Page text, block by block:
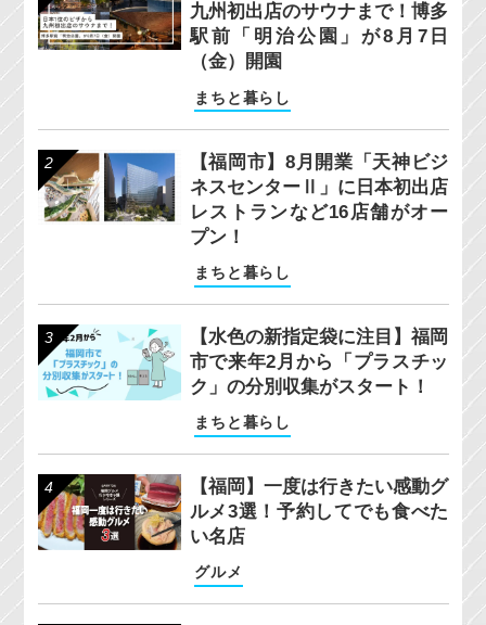
九州初出店のサウナまで！博多
駅前「明治公園」が8月7日
（金）開園
まちと暮らし
【福岡市】8月開業「天神ビジ
ネスセンターⅡ」に日本初出店
レストランなど16店舗がオー
プン！
まちと暮らし
【水色の新指定袋に注目】福岡
市で来年2月から「プラスチッ
ク」の分別収集がスタート！
まちと暮らし
【福岡】一度は行きたい感動グ
ルメ3選！予約してでも食べた
い名店
グルメ